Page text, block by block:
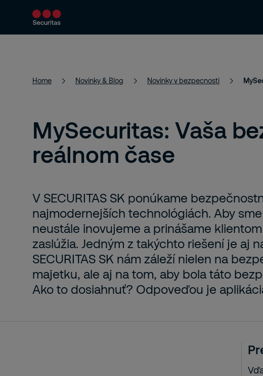
Bezpečnostné služby Bezpečnostné riešenia
Home Novinky & Blog Novinky v bezpecnosti
MySecuritas: Vaša
reálnom čase
V SECURITAS SK ponúkame
najmodernejších technológiách. Aby
neustále inovujeme a prinášame
zaslúžia. Jedným z takýchto riešení je aj
SECURITAS SK nám záleží nielen na
majetku, ale aj na tom, aby bola táto
Ako to dosiahnuť? Odpoveďou je